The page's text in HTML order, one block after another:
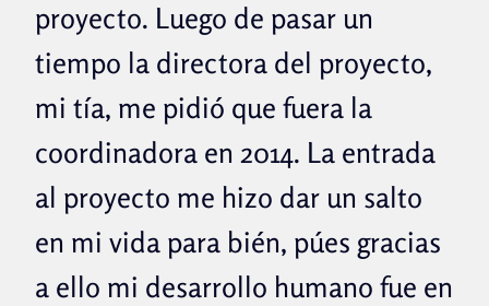
proyecto. Luego de pasar un
tiempo la directora del proyecto,
mi tía, me pidió que fuera la
coordinadora en 2014. La entrada
al proyecto me hizo dar un salto
en mi vida para bién, púes gracias
a ello mi desarrollo humano fue en